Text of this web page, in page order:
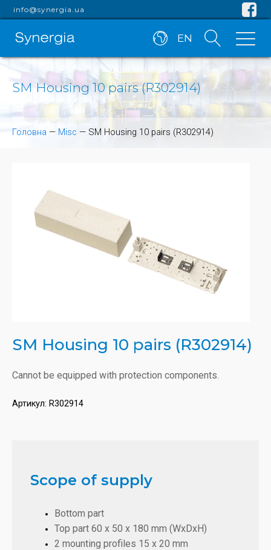
info@synergia.ua
EN
SM Housing 10 pairs (R302914)
Головна — Misc — SM Housing 10 pairs (R302914)
SM Housing 10 pairs (R302914)
Cannot be equipped with protection components.
Артикул: R302914
Scope of supply
Bottom part
Top part 60 x 50 x 180 mm (WxDxH)
2 mounting profiles 15 x 20 mm